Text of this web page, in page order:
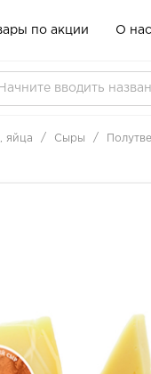
по акции О нас
яйца Сыры